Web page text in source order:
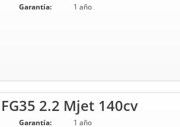
Garantía: 1 año
2.2 Mjet 140cv
Garantía: 1 año